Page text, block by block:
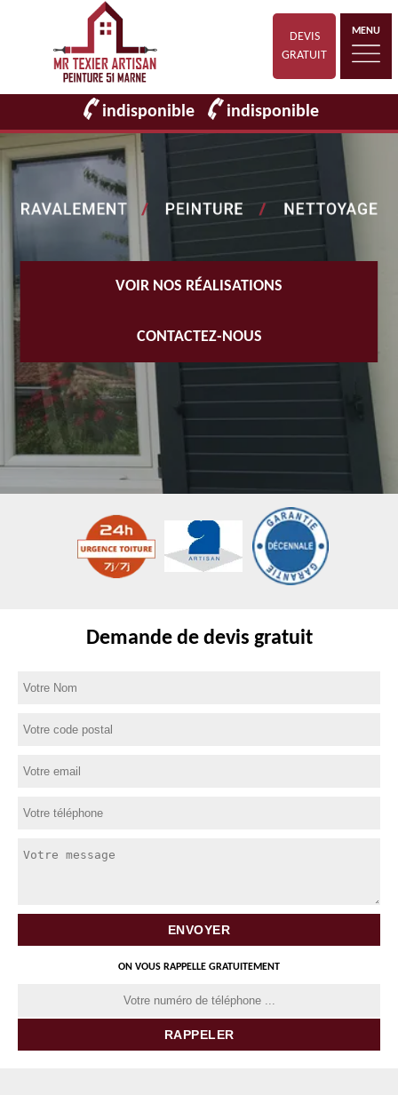
DEVIS
GRATUIT
MENU
indisponible indisponible
VOIR NOS RÉALISATIONS
CONTACTEZ-NOUS
Demande de devis gratuit
ON VOUS RAPPELLE GRATUITEMENT